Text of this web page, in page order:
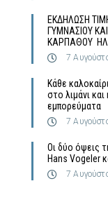
ΕΚΔΗΛΩΣΗ
ΓΥΜΝΑΣΙΟΥ
ΚΑΡΠΑΘΟΥ
7
Κάθε
στο λιμάνι
εμπορεύματα
7
Οι δύο όψεις
Hans Vogeler
7